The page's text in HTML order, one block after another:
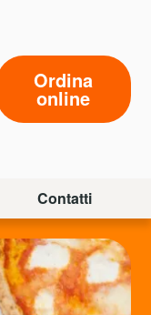
Ordina
online
Contatti